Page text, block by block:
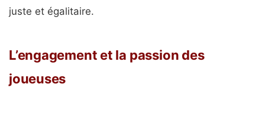
juste et égalitaire.
L’engagement et la passion des
joueuses